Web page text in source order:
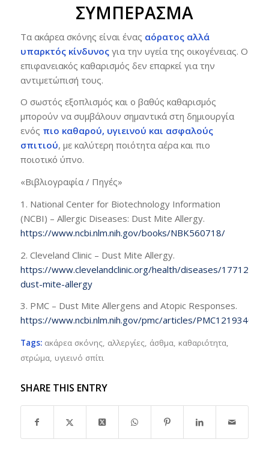
ΣΥΜΠΈΡΑΣΜΑ
Τα ακάρεα σκόνης είναι ένας αόρατος αλλά
υπαρκτός κίνδυνοςγια την υγεία της οικογένειας. Ο
επιφανειακός καθαρισμός δεν επαρκεί για την
αντιμετώπισή τους.
Ο σωστός εξοπλισμός και ο βαθύς καθαρισμός
μπορούν να συμβάλουν σημαντικά στη δημιουργία
ενός πιο καθαρού, υγιεινού και ασφαλούς
σπιτιού, με καλύτερη ποιότητα αέρα και πιο
ποιοτικό ύπνο.
«Βιβλιογραφία / Πηγές»
1. National Center for Biotechnology Information
(NCBI) – Allergic Diseases: Dust Mite Allergy.
https://www.ncbi.nlm.nih.gov/books/NBK560718/
2. Cleveland Clinic – Dust Mite Allergy.
https://www.clevelandclinic.org/health/diseases/17712-
dust-mite-allergy
3. PMC – Dust Mite Allergens and Atopic Responses.
https://www.ncbi.nlm.nih.gov/pmc/articles/PMC12193404/
Tags: ακάρεα σκόνης, αλλεργίες, άσθμα, καθαριότητα,
στρώμα, υγιεινό σπίτι
SHARE THIS ENTRY